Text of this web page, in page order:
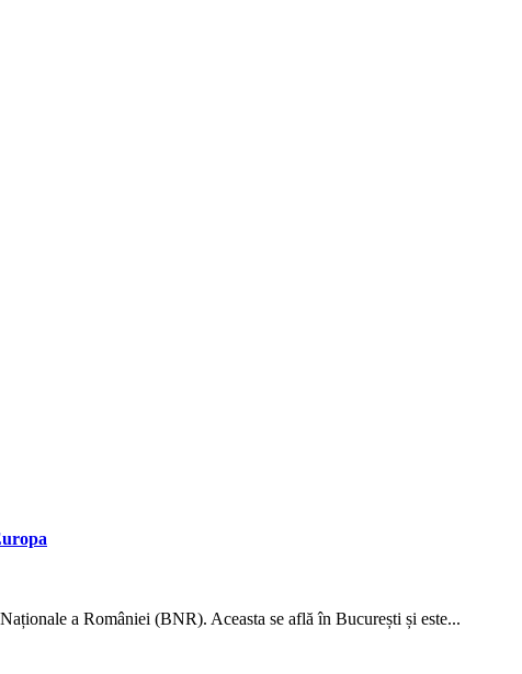
a României (BNR). Aceasta se află în București și este...